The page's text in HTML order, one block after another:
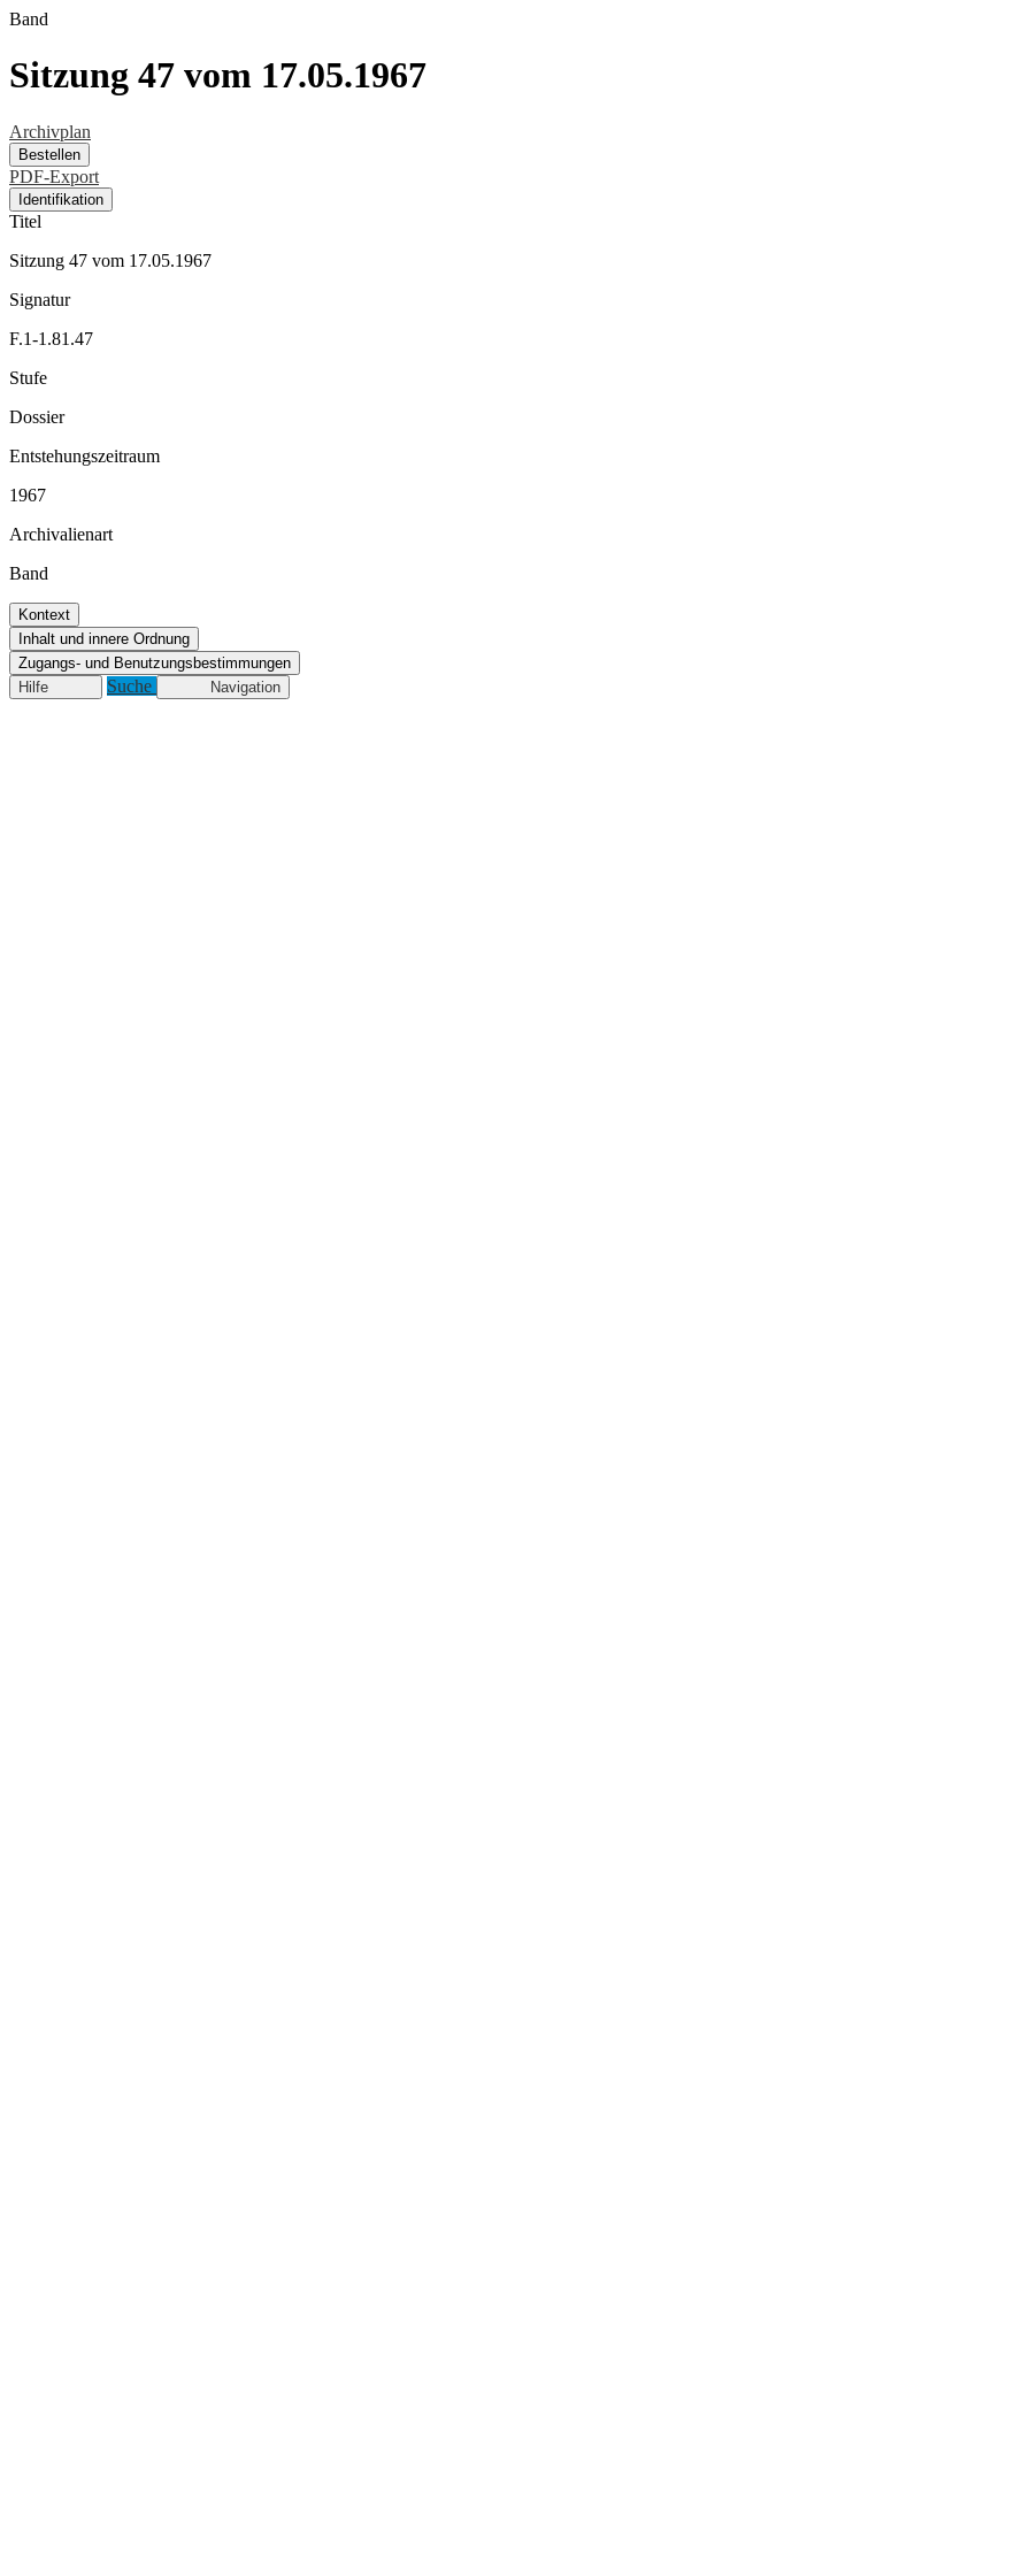
Band
Sitzung 47 vom 17.05.1967
Archivplan
Bestellen
PDF-Export
Identifikation
Titel
Sitzung 47 vom 17.05.1967
Signatur
F.1-1.81.47
Stufe
Dossier
Entstehungszeitraum
1967
Archivalienart
Band
Kontext
Inhalt und innere Ordnung
Zugangs- und Benutzungsbestimmungen
Hilfe
Suche Navigation